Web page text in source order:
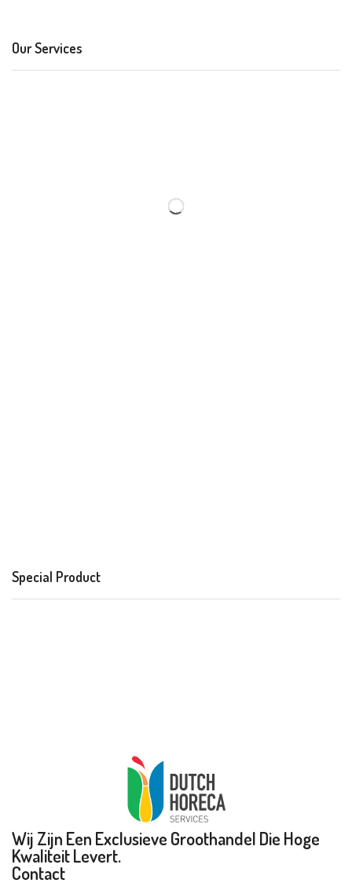
Our Services
Special Product
Wij Zijn Een Exclusieve Groothandel Die Hoge
Kwaliteit Levert.
Contact